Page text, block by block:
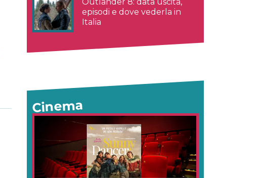
episodi e dove vederla in
Italia
Cinema